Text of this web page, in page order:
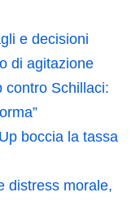
e decisioni
di agitazione
contro Schillaci:
boccia la tassa
distress morale,